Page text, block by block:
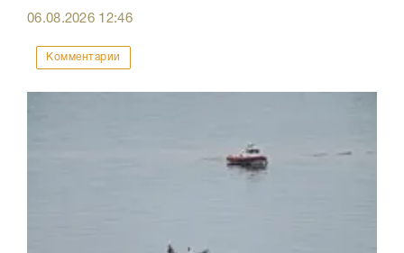
06.08.2026 12:46
Комментарии